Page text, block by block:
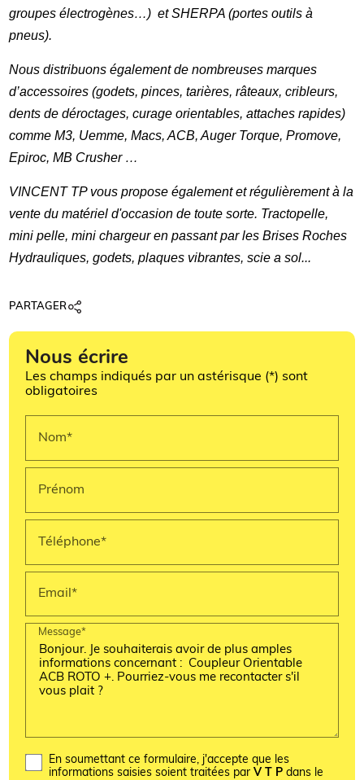
groupes électrogènes…) et SHERPA (portes outils à
pneus).
Nous distribuons également de nombreuses marques
d’accessoires (godets, pinces, tarières, râteaux, cribleurs,
dents de déroctages, curage orientables, attaches rapides)
comme M3, Uemme, Macs, ACB, Auger Torque, Promove,
Epiroc, MB Crusher …
VINCENT TP vous propose également et régulièrement à la
vente du matériel d'occasion de toute sorte. Tractopelle,
mini pelle, mini chargeur en passant par les Brises Roches
Hydrauliques, godets, plaques vibrantes, scie a sol...
PARTAGER
Nous écrire
Les champs indiqués par un astérisque (*) sont
obligatoires
Nom*
Prénom
Téléphone*
Email*
Message*
En soumettant ce formulaire, j'accepte que les
informations saisies soient traitées parV T P dans le